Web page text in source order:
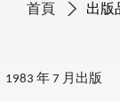
首頁 出版
1983 年 7 月出版